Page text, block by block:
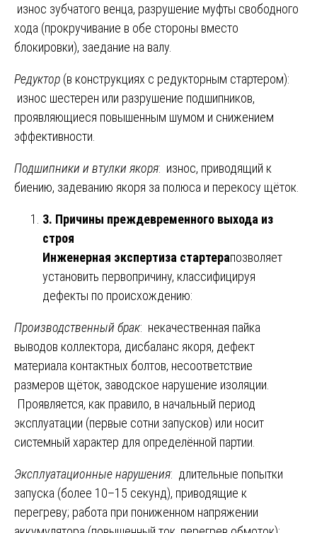
износ зубчатого венца, разрушение муфты свободного
хода (прокручивание в обе стороны вместо
блокировки), заедание на валу.
Редуктор (в конструкциях с редукторным стартером):
износ шестерен или разрушение подшипников,
проявляющиеся повышенным шумом и снижением
эффективности.
Подшипники и втулки якоря: износ, приводящий к
биению, задеванию якоря за полюса и перекосу щёток.
3. Причины преждевременного выхода из
строя
Инженерная экспертиза стартерапозволяет
установить первопричину, классифицируя
дефекты по происхождению:
Производственный брак: некачественная пайка
выводов коллектора, дисбаланс якоря, дефект
материала контактных болтов, несоответствие
размеров щёток, заводское нарушение изоляции.
Проявляется, как правило, в начальный период
эксплуатации (первые сотни запусков) или носит
системный характер для определённой партии.
Эксплуатационные нарушения: длительные попытки
запуска (более 10–15 секунд), приводящие к
перегреву; работа при пониженном напряжении